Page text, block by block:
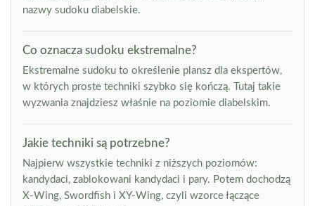
nazwy sudoku diabelskie.
Co oznacza sudoku ekstremalne?
Ekstremalne sudoku to określenie plansz dla ekspertów,
w których proste techniki szybko się kończą. Tutaj takie
wyzwania znajdziesz właśnie na poziomie diabelskim.
Jakie techniki są potrzebne?
Najpierw wszystkie techniki z niższych poziomów:
kandydaci, zablokowani kandydaci i pary. Potem dochodzą
X-Wing, Swordfish i XY-Wing, czyli wzorce łączące